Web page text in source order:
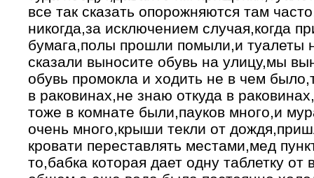
все так сказать опорожняются там
никогда,за исключением случая,когда
бумага,полы прошли помыли,и
сказали выносите обувь на улицу,мы
обувь промокла и ходить не в чем
в раковинах,не знаю откуда в
тоже в комнате были,пауков много,и
очень много,крыши текли от
кровати переставлять местами,мед
то,бабка которая дает одну таблетку от